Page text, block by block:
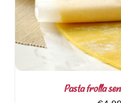
Pasta frolla